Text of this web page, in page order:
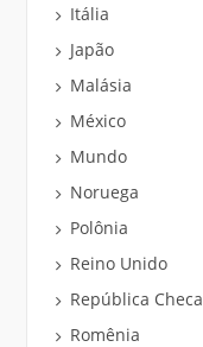
Itália
Japão
Malásia
México
Mundo
Noruega
Polônia
Reino Unido
República Checa
Romênia